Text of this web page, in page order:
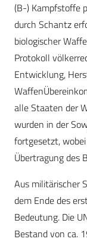
(B-) Kampfstoffe
durch Schantz
biologischer
Protokoll
Entwicklung,
alle Staaten der
wurden in der
fortgesetzt,
Übertragung des
Aus militärischer
dem Ende des
Bedeutung. Die
Bestand von ca.